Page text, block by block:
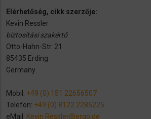
Elérhetőség, cikk szerzője:
Kevin Ressler
biztosítási szakértő
Otto-Hahn-Str. 21
85435 Erding
Germany
Mobil: +49 (0) 151 22656507
Telefon: +49 (0) 8122 2285225
eMail: Kevin.Ressler@ergo.de